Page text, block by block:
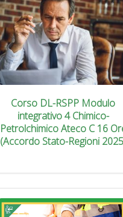
Corso DL-RSPP Modulo
integrativo 4 Chimico-
Petrolchimico Ateco C 16
(Accordo Stato-Regioni